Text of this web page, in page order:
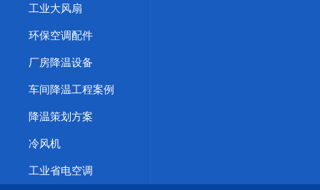
工业大风扇
环保空调配件
厂房降温设备
车间降温工程案例
降温策划方案
冷风机
工业省电空调